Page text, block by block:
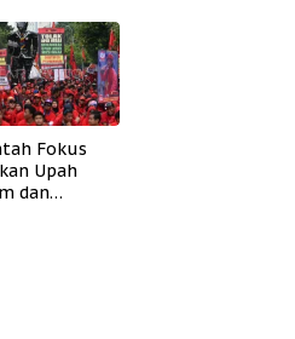
Fokus
Upah
dan